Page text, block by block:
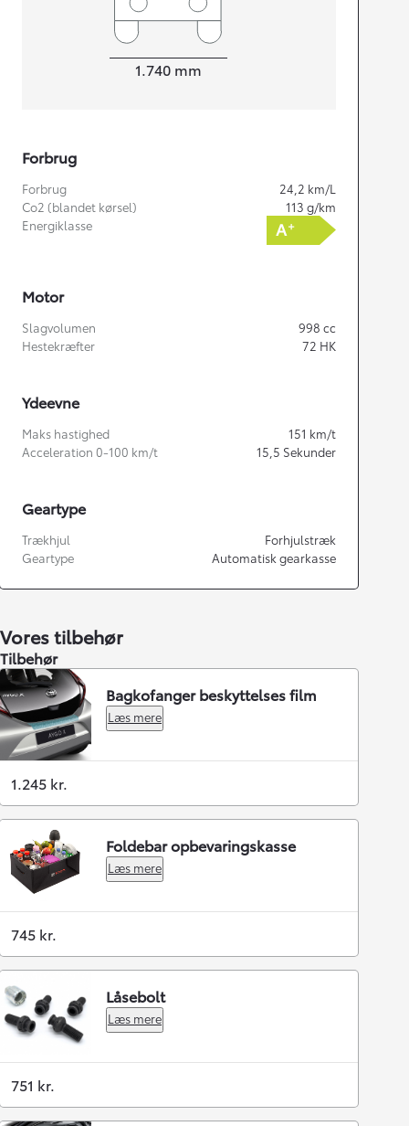
1.740 mm
Forbrug
Forbrug 24,2 km/L
Co2 (blandet kørsel)
113 g/km
Energiklasse
Motor
Slagvolumen 998 cc
Hestekræfter
72 HK
Ydeevne
Maks hastighed 151 km/t
Acceleration 0-100 km/t
15,5 Sekunder
Geartype
Trækhjul
Forhjulstræk
Geartype
Automatisk gearkasse
Vores tilbehør
Tilbehør
Bagkofanger beskyttelses film
Læs mere
1.245 kr.
Foldebar opbevaringskasse
Læs mere
745 kr.
Låsebolt
Læs mere
751 kr.